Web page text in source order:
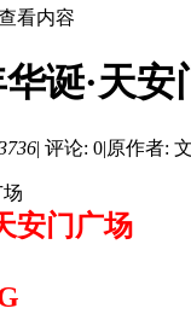
看内容
诞·天安
| 评论: 0|原作者:
安门广场